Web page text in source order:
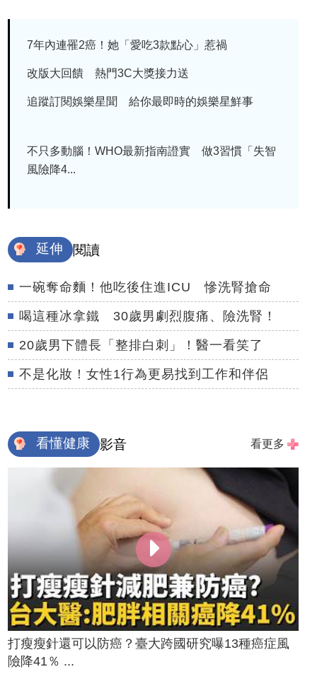
7年內連罹2癌！她「愛吃3款點心」惹禍
改版大回饋 熱門3C大獎接力送
追蹤訂閱娛樂星聞 給你最即時的娛樂星鮮事
不只多動腦！WHO最新指南證實 做3習慣「失智
風險降4...
延伸 閱讀
一碗奪命麵！他吃後住進ICU 慘洗腎搶命
喝這種冰拿鐵 30歲男劇烈腹痛、險洗腎！
20歲男下體長「整排白刺」！醫一看笑了
不是化妝！女性1行為更易找到工作和伴侶
看懂健康 影音 看更多
打瘦瘦針還可以防癌？臺大跨國研究曝13種癌症風
險降41％ ...